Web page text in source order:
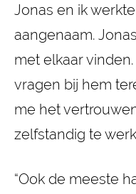
Jonas en ik
aangenaam.
met elkaar
vragen bij hem
me het
zelfstandig te
“Ook de meeste